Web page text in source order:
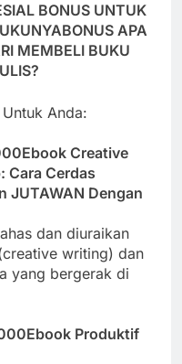
BONUS UNTUK
BONUS APA
MEMBELI BUKU
Anda:
Ebook Creative
Cara Cerdas
JUTAWAN Dengan
dan diuraikan
writing) dan
yang bergerak di
Ebook Produktif